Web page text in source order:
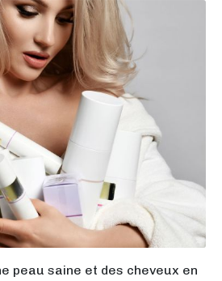
peau saine et des cheveux en